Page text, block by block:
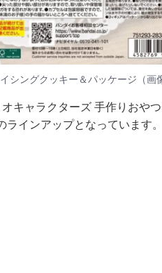
ングクッキー＆パッケージ（画
キャラクターズ 手作りおや
インアップとなっています。